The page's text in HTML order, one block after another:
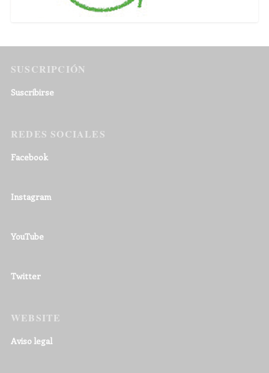
SUSCRIPCIÓN
Suscribirse
REDES SOCIALES
Facebook
Instagram
YouTube
Twitter
WEBSITE
Aviso legal